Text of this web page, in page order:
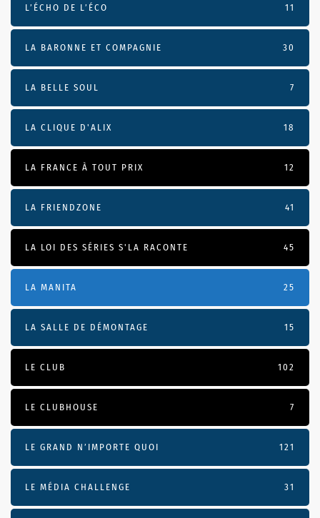
L’ÉCHO DE L’ÉCO 11
LA BARONNE ET COMPAGNIE 30
LA BELLE SOUL 7
LA CLIQUE D'ALIX 18
LA FRANCE À TOUT PRIX 12
LA FRIENDZONE 41
LA LOI DES SÉRIES S'LA RACONTE 45
LA MANITA 25
LA SALLE DE DÉMONTAGE 15
LE CLUB 102
LE CLUBHOUSE 7
LE GRAND N’IMPORTE QUOI 121
LE MÉDIA CHALLENGE 31